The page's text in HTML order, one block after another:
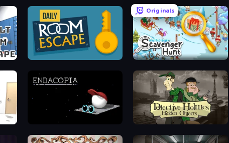
Daily Room Escape
Originals
Scavenger Hunt - Multiplayer
Endacopia